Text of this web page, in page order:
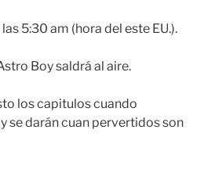
5:30 am (hora del este EU.).
Boy saldrá al aire.
los capitulos cuando
se darán cuan pervertidos son